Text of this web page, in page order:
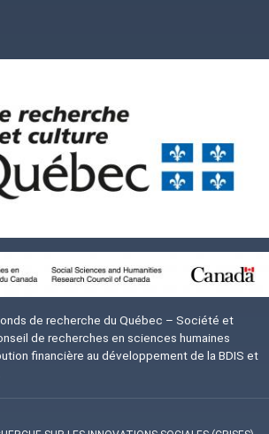
de recherche du Québec – Société et
de recherches en sciences humaines
financière au développement de la BDIS et